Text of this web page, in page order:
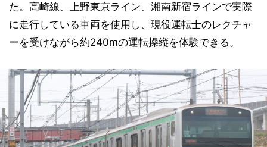
た。高崎線、上野東京ライン、湘南新宿ラインで実際
に走行している車両を使用し、現役運転士のレクチャ
ーを受けながら約240mの運転操縦を体験できる。